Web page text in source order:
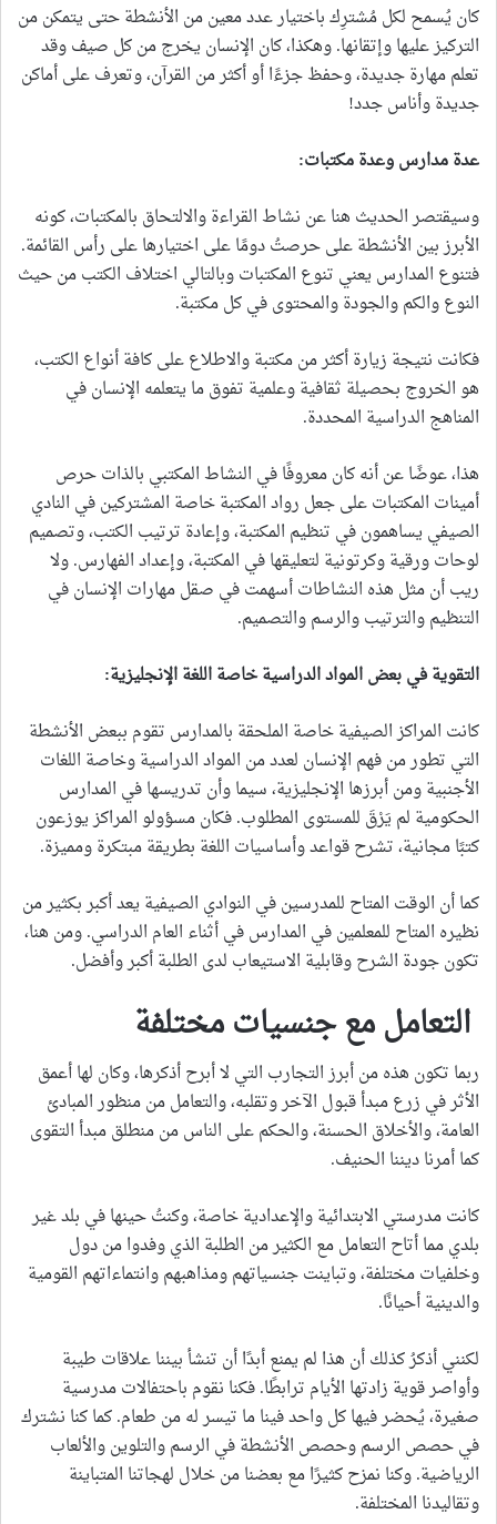
كان يُسمح لكل مُشترِك باختيار عدد معين من الأنشطة حتى يتمكن من
التركيز عليها وإتقانها. وهكذا، كان الإنسان يخرج من كل صيف وقد
تعلم مهارة جديدة، وحفظ جزءًا أو أكثر من القرآن، وتعرف على أماكن
جديدة وأناس جدد!
عدة مدارس وعدة مكتبات:
وسيقتصر الحديث هنا عن نشاط القراءة والالتحاق بالمكتبات، كونه
الأبرز بين الأنشطة على حرصتُ دومًا على اختيارها على رأس القائمة.
فتنوع المدارس يعني تنوع المكتبات وبالتالي اختلاف الكتب من حيث
النوع والكم والجودة والمحتوى في كل مكتبة.
فكانت نتيجة زيارة أكثر من مكتبة والاطلاع على كافة أنواع الكتب،
هو الخروج بحصيلة ثقافية وعلمية تفوق ما يتعلمه الإنسان في
المناهج الدراسية المحددة.
هذا، عوضًا عن أنه كان معروفًا في النشاط المكتبي بالذات حرص
أمينات المكتبات على جعل رواد المكتبة خاصة المشتركين في النادي
الصيفي يساهمون في تنظيم المكتبة، وإعادة ترتيب الكتب، وتصميم
لوحات ورقية وكرتونية لتعليقها في المكتبة، وإعداد الفهارس. ولا
ريب أن مثل هذه النشاطات أسهمت في صقل مهارات الإنسان في
التنظيم والترتيب والرسم والتصميم.
التقوية في بعض المواد الدراسية خاصة اللغة الإنجليزية:
كانت المراكز الصيفية خاصة الملحقة بالمدارس تقوم ببعض الأنشطة
التي تطور من فهم الإنسان لعدد من المواد الدراسية وخاصة اللغات
الأجنبية ومن أبرزها الإنجليزية، سيما وأن تدريسها في المدارس
الحكومية لم يَرْقَ للمستوى المطلوب. فكان مسؤولو المراكز يوزعون
كتبًا مجانية، تشرح قواعد وأساسيات اللغة بطريقة مبتكرة ومميزة.
كما أن الوقت المتاح للمدرسين في النوادي الصيفية يعد أكبر بكثير من
نظيره المتاح للمعلمين في المدارس في أثناء العام الدراسي. ومن هنا،
تكون جودة الشرح وقابلية الاستيعاب لدى الطلبة أكبر وأفضل.
التعامل مع جنسيات مختلفة
ربما تكون هذه من أبرز التجارب التي لا أبرح أذكرها، وكان لها أعمق
الأثر في زرع مبدأ قبول الآخر وتقلبه، والتعامل من منظور المبادئ
العامة، والأخلاق الحسنة، والحكم على الناس من منطلق مبدأ التقوى
كما أمرنا ديننا الحنيف.
كانت مدرستي الابتدائية والإعدادية خاصة، وكنتُ حينها في بلد غير
بلدي مما أتاح التعامل مع الكثير من الطلبة الذي وفدوا من دول
وخلفيات مختلفة، وتباينت جنسياتهم ومذاهبهم وانتماءاتهم القومية
والدينية أحيانًا.
لكنني أذكرُ كذلك أن هذا لم يمنع أبدًا أن تنشأ بيننا علاقات طيبة
وأواصر قوية زادتها الأيام ترابطًا. فكنا نقوم باحتفالات مدرسية
صغيرة، يُحضر فيها كل واحد فينا ما تيسر له من طعام. كما كنا نشترك
في حصص الرسم وحصص الأنشطة في الرسم والتلوين والألعاب
الرياضية. وكنا نمزح كثيرًا مع بعضنا من خلال لهجاتنا المتباينة
وتقاليدنا المختلفة.